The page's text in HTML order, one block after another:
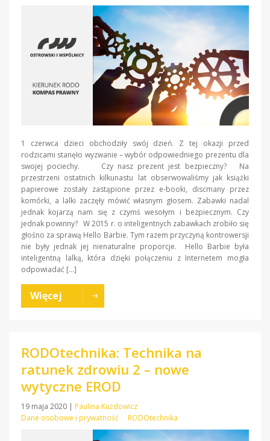
1 czerwca dzieci obchodziły swój dzień. Z tej okazji przed
rodzicami stanęło wyzwanie – wybór odpowiedniego prezentu dla
swojej pociechy. Czy nasz prezent jest bezpieczny? Na
przestrzeni ostatnich kilkunastu lat obserwowaliśmy jak książki
papierowe zostały zastąpione przez e-booki, discmany przez
komórki, a lalki zaczęły mówić własnym głosem. Zabawki nadal
jednak kojarzą nam się z czymś wesołym i bezpiecznym. Czy
jednak powinny? W 2015 r. o inteligentnych zabawkach zrobiło się
głośno za sprawą Hello Barbie. Tym razem przyczyną kontrowersji
nie były jednak jej nienaturalne proporcje. Hello Barbie była
inteligentną lalką, która dzięki połączeniu z Internetem mogła
odpowiadać […]
Więcej
RODOtechnika: Technika na
ratunek zdrowiu 2 – nowe
wytyczne EROD
19 maja 2020 | Paulina Kużdowicz
Dane osobowe i prywatność
RODOtechnika